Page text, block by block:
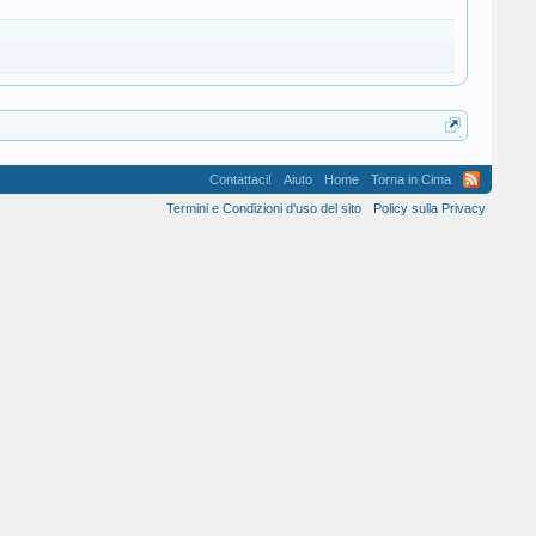
Contattaci! Aiuto Home
Torna in Cima
Termini e Condizioni d'uso del sito
Policy sulla Privacy